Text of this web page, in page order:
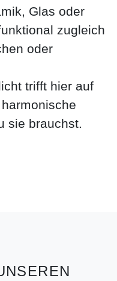
Glas oder
zugleich
oder
trifft hier auf
sie brauchst.